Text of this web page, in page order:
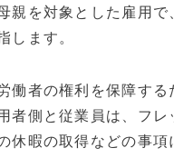
親を対象とした雇用
します。
者の権利を保障す
者側と従業員は、フ
休暇の取得などの事